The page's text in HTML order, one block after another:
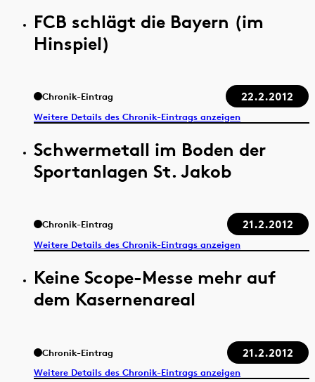
FCB schlägt die Bayern (im
Hinspiel)
Chronik-Eintrag 22.2.2012
Weitere Details des Chronik-Eintrags anzeigen
Schwermetall im Boden der
Sportanlagen St. Jakob
Chronik-Eintrag 21.2.2012
Weitere Details des Chronik-Eintrags anzeigen
Keine Scope-Messe mehr auf
dem Kasernenareal
Chronik-Eintrag 21.2.2012
Weitere Details des Chronik-Eintrags anzeigen